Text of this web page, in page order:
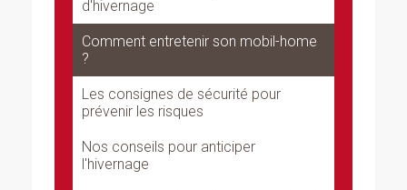
d'hivernage
Comment entretenir son mobil-home
?
Les consignes de sécurité pour
prévenir les risques
Nos conseils pour anticiper
l'hivernage